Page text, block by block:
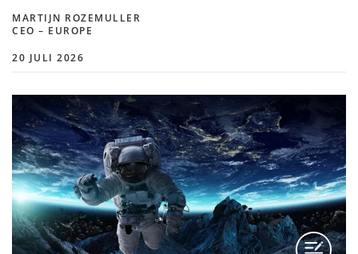
MARTIJN ROZEMULLER
CEO – EUROPE
20 JULI 2026